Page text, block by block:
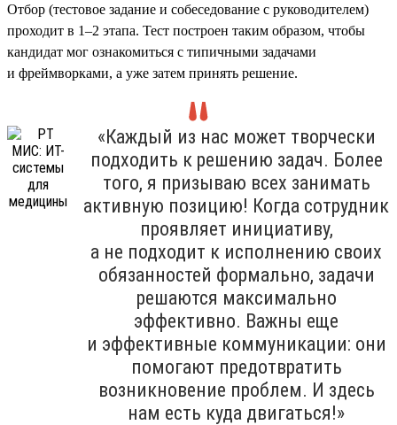
Отбор (тестовое задание и собеседование с руководителем)
проходит в 1–2 этапа. Тест построен таким образом, чтобы
кандидат мог ознакомиться с типичными задачами
и фреймворками, а уже затем принять решение.
«Каждый из нас может творчески
подходить к решению задач. Более
того, я призываю всех занимать
активную позицию! Когда сотрудник
проявляет инициативу,
а не подходит к исполнению своих
обязанностей формально, задачи
решаются максимально
эффективно. Важны еще
и эффективные коммуникации: они
помогают предотвратить
возникновение проблем. И здесь
нам есть куда двигаться!»